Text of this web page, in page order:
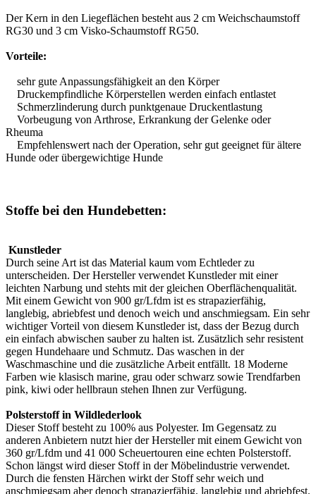
Der Kern in den Liegeflächen besteht aus 2 cm Weichschaumstoff
RG30 und 3 cm Visko-Schaumstoff RG50.
Vorteile:
sehr gute Anpassungsfähigkeit an den Körper
Druckempfindliche Körperstellen werden einfach entlastet
Schmerzlinderung durch punktgenaue Druckentlastung
Vorbeugung von Arthrose, Erkrankung der Gelenke oder
Rheuma
Empfehlenswert nach der Operation, sehr gut geeignet für ältere
Hunde oder übergewichtige Hunde
Stoffe bei den Hundebetten:
Kunstleder
Durch seine Art ist das Material kaum vom Echtleder zu
unterscheiden. Der Hersteller verwendet Kunstleder mit einer
leichten Narbung und stehts mit der gleichen Oberflächenqualität.
Mit einem Gewicht von 900 gr/Lfdm ist es strapazierfähig,
langlebig, abriebfest und denoch weich und anschmiegsam. Ein sehr
wichtiger Vorteil von diesem Kunstleder ist, dass der Bezug durch
ein einfach abwischen sauber zu halten ist. Zusätzlich sehr resistent
gegen Hundehaare und Schmutz. Das waschen in der
Waschmaschine und die zusätzliche Arbeit entfällt. 18 Moderne
Farben wie klasisch marine, grau oder schwarz sowie Trendfarben
pink, kiwi oder hellbraun stehen Ihnen zur Verfügung.
Polsterstoff in Wildlederlook
Dieser Stoff besteht zu 100% aus Polyester. Im Gegensatz zu
anderen Anbietern nutzt hier der Hersteller mit einem Gewicht von
360 gr/Lfdm und 41 000 Scheuertouren eine echten Polsterstoff.
Schon längst wird dieser Stoff in der Möbelindustrie verwendet.
Durch die fensten Härchen wirkt der Stoff sehr weich und
anschmiegsam aber denoch strapazierfähig, langlebig und abriebfest.